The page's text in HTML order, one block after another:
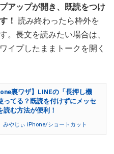
アップが開き、既読をつけ
！ 読み終わったら枠外を
。長文を読みたい場合は、
イプしたままトークを開く
裏ワザ】LINEの「長押し機
ってる？既読を付けずにメッセ
読む方法が便利！
みやじぃ iPhone/ショートカット